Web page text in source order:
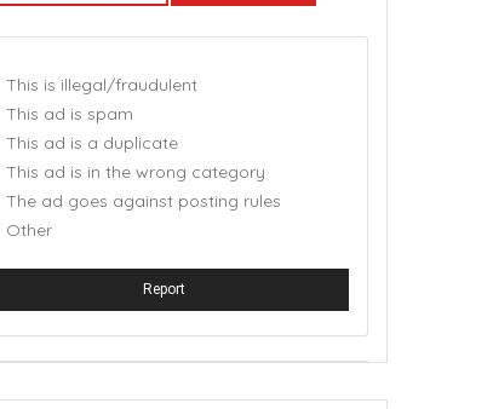
This is illegal/fraudulent
This ad is spam
This ad is a duplicate
This ad is in the wrong category
The ad goes against posting rules
Other
Report